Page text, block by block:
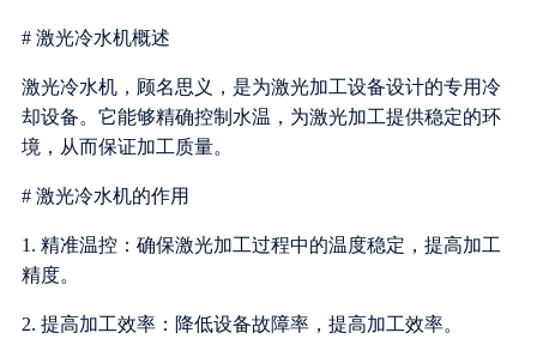
# 激光冷水机概述
激光冷水机，顾名思义，是为激光加工设备设计的专用冷
却设备。它能够精确控制水温，为激光加工提供稳定的环
境，从而保证加工质量。
# 激光冷水机的作用
1. 精准温控：确保激光加工过程中的温度稳定，提高加工
精度。
2. 提高加工效率：降低设备故障率，提高加工效率。